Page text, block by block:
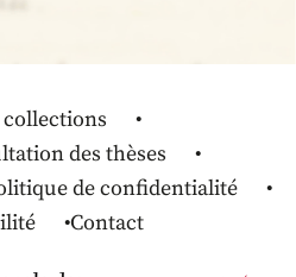
collections
des thèses
de confidentialité
Contact